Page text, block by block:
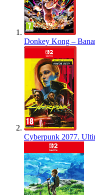
Donkey Kong –
Cyberpunk 2077.